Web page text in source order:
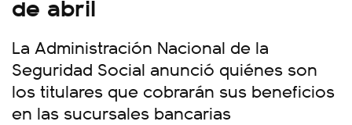
La Administración Nacional de la
Seguridad Social anunció quiénes son
los titulares que cobrarán sus beneficios
en las sucursales bancarias